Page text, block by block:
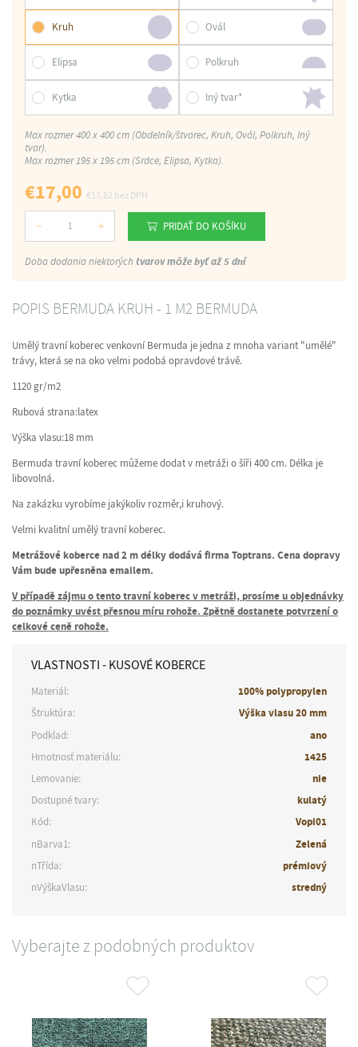
Kruh Ovál
Elipsa Polkruh
Kytka Iný tvar*
Max rozmer 400 x 400 cm (Obdelník/štvorec, Kruh, Ovál, Polkruh, Iný
tvar).
Max rozmer 195 x 195 cm (Srdce, Elipsa, Kytka).
€17,00 €13,82 bez DPH
Počet PRIDAŤ DO KOŠÍKU
Doba dodania niektorýchtvarov môže byť až 5 dní
POPIS BERMUDA KRUH - 1 M2 BERMUDA
Umělý travní koberec venkovní Bermuda je jedna z mnoha variant "umělé"
trávy, která se na oko velmi podobá opravdové trávě.
1120 gr/m2
Rubová strana:latex
Výška vlasu:18 mm
Bermuda travní koberec můžeme dodat v metráži o šíři 400 cm. Délka je
libovolná.
Na zakázku vyrobíme jakýkoliv rozměr,i kruhový.
Velmi kvalitní umělý travní koberec.
Metrážové koberce nad 2 m délky dodává firma Toptrans. Cena dopravy
Vám bude upřesněna emailem.
V případě zájmu o tento travní koberec v metráži, prosíme u objednávky
do poznámky uvést přesnou míru rohože. Zpětně dostanete potvrzení o
celkové ceně rohože.
VLASTNOSTI - KUSOVÉ KOBERCE
Materiál:
100% polypropylen
Štruktúra:
Výška vlasu 20 mm
Podklad:
ano
Hmotnosť materiálu:
1425
Lemovanie:
nie
Dostupné tvary:
kulatý
Kód:
Vopi01
nBarva1:
Zelená
nTřída:
prémiový
nVýškaVlasu:
stredný
Vyberajte z podobných produktov